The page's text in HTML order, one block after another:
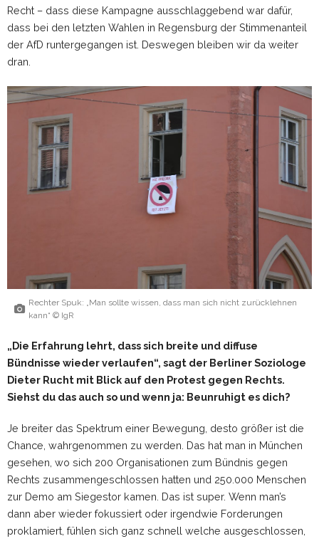
Recht – dass diese Kampagne ausschlaggebend war dafür,
dass bei den letzten Wahlen in Regensburg der Stimmenanteil
der AfD runtergegangen ist. Deswegen bleiben wir da weiter
dran.
Rechter Spuk: „Man sollte wissen, dass man sich nicht zurücklehnen
kann“ © IgR
„Die Erfahrung lehrt, dass sich breite und diffuse
Bündnisse wieder verlaufen“, sagt der Berliner Soziologe
Dieter Rucht mit Blick auf den Protest gegen Rechts.
Siehst du das auch so und wenn ja: Beunruhigt es dich?
Je breiter das Spektrum einer Bewegung, desto größer ist die
Chance, wahrgenommen zu werden. Das hat man in München
gesehen, wo sich 200 Organisationen zum Bündnis gegen
Rechts zusammengeschlossen hatten und 250.000 Menschen
zur Demo am Siegestor kamen. Das ist super. Wenn man’s
dann aber wieder fokussiert oder irgendwie Forderungen
proklamiert, fühlen sich ganz schnell welche ausgeschlossen,